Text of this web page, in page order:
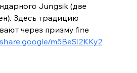
Jungsik (две
Здесь традицию
через призму fine
m5BeSl2KKy2